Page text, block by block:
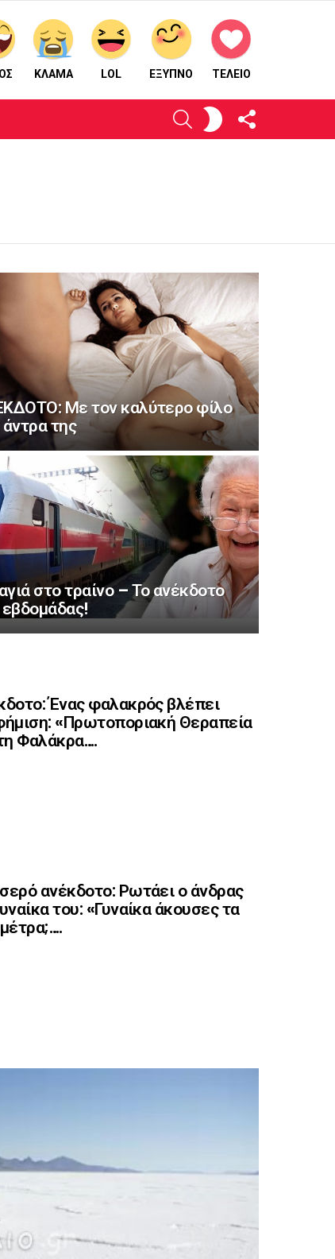
ΚΛΑΜΑ LOL ΈΞΥΠΝΟ ΤΕΛΕΙΟ
ΑΝΑΖΉΤΗΣΗΕΝΕΡΓΟΠΟΙΉΣΤΕ
ΤΟ
ΔΈΡΜΑ
Με τον καλύτερο φίλο
της
Comment
στο τραίνο – Το ανέκδοτο
Ένας φαλακρός βλέπει
«Πρωτοποριακή Θεραπεία
Φαλάκρα….
ανέκδοτο: Ρωτάει ο άνδρας
του: «Γυναίκα άκουσες τα